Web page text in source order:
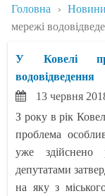
Головна Новини
мережі
У Ковелі
водовідведення
13 червня
З року в рік
проблема
уже здійснено
депутатами
на яку з